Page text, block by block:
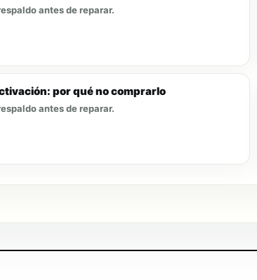
antes de reparar.
por qué no comprarlo
antes de reparar.